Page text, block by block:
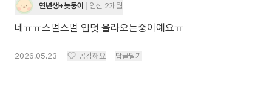
연년생+늦둥이 임신 2개월
네ㅠㅠ스멀스멀 입덧 올라오는중이예요ㅠ
2026.05.23 공감해요 답글달기